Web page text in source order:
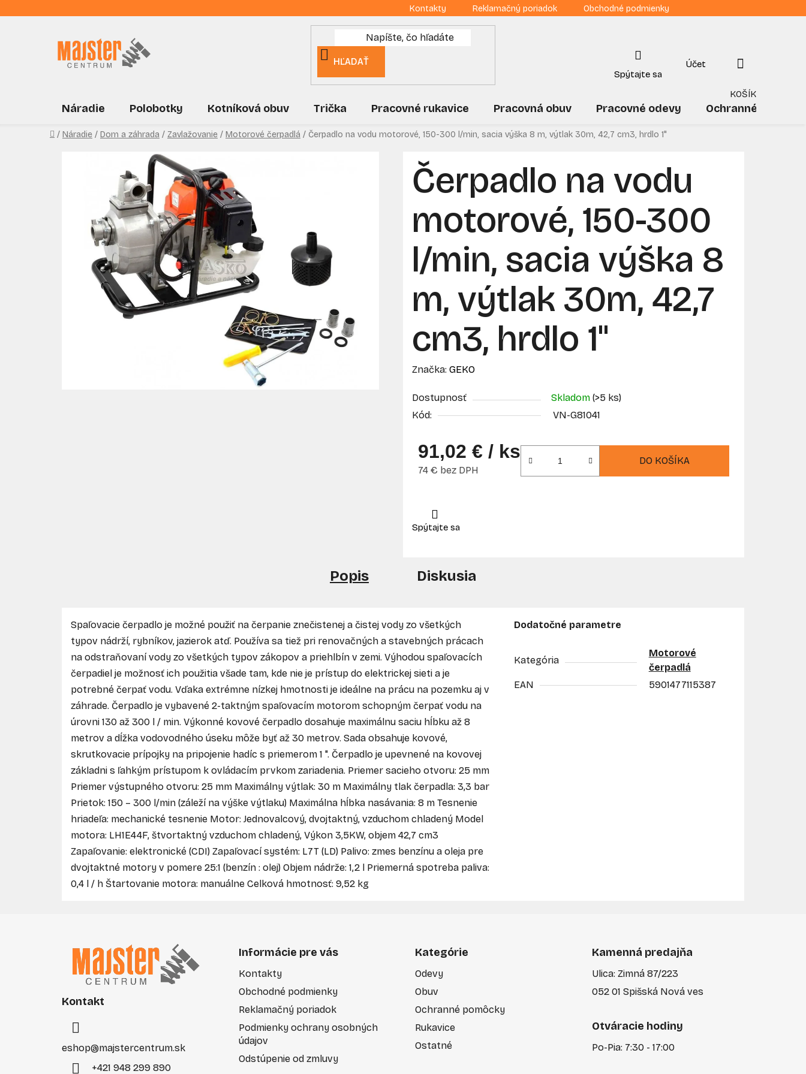
na
Kontakty Reklamačný poriadok Obchodné podmienky
HĽADAŤ
NÁKUPNÝ
KOŠÍK
Náradie Polobotky Kotníková obuv Trička Pracovné rukavice Pracovná obuv Pracovné odevy Ochranné
Domov
/ Náradie / Dom a záhrada / Zavlažovanie / Motorové čerpadlá / Čerpadlo na vodu motorové, 150-300 l/min, sacia výška 8 m, výtlak 30m, 42,7 cm3, hrdlo 1"
Čerpadlo na vodu
motorové, 150-300
l/min, sacia výška 8
m, výtlak 30m, 42,7
cm3, hrdlo 1"
Značka: GEKO
Dostupnosť Skladom (>5 ks)
Kód:
VN-G81041
91,02 € / ks
74 € bez DPH
DO KOŠÍKA
Popis Diskusia
Spaľovacie čerpadlo je možné použiť na čerpanie znečistenej a čistej vody zo všetkých
typov nádrží, rybníkov, jazierok atď. Používa sa tiež pri renovačných a stavebných prácach
na odstraňovaní vody zo všetkých typov zákopov a priehlbín v zemi. Výhodou spaľovacích
čerpadiel je možnosť ich použitia všade tam, kde nie je prístup do elektrickej sieti a je
potrebné čerpať vodu. Vďaka extrémne nízkej hmotnosti je ideálne na prácu na pozemku aj v
záhrade. Čerpadlo je vybavené 2-taktným spaľovacím motorom schopným čerpať vodu na
úrovni 130 až 300 l / min. Výkonné kovové čerpadlo dosahuje maximálnu saciu hĺbku až 8
metrov a dĺžka vodovodného úseku môže byť až 30 metrov. Sada obsahuje kovové,
skrutkovacie prípojky na pripojenie hadíc s priemerom 1 ". Čerpadlo je upevnené na kovovej
základni s ľahkým prístupom k ovládacím prvkom zariadenia. Priemer sacieho otvoru: 25 mm
Priemer výstupného otvoru: 25 mm Maximálny výtlak: 30 m Maximálny tlak čerpadla: 3,3 bar
Prietok: 150 – 300 l/min (záleží na výške výtlaku) Maximálna hĺbka nasávania: 8 m Tesnenie
hriadeľa: mechanické tesnenie Motor: Jednovalcový, dvojtaktný, vzduchom chladený Model
motora: LH1E44F, štvortaktný vzduchom chladený, Výkon 3,5KW, objem 42,7 cm3
Zapaľovanie: elektronické (CDI) Zapaľovací systém: L7T (LD) Palivo: zmes benzínu a oleja pre
dvojtaktné motory v pomere 25:1 (benzín : olej) Objem nádrže: 1,2 l Priemerná spotreba paliva:
0,4 l / h Štartovanie motora: manuálne Celková hmotnosť: 9,52 kg
Dodatočné parametre
Kategória
Motorové
čerpadlá
EAN
5901477115387
Kontakt
eshop@majstercentrum.sk
+421 948 299 890
Informácie pre vás
Kontakty
Obchodné podmienky
Reklamačný poriadok
Podmienky ochrany osobných
údajov
Odstúpenie od zmluvy
Kategórie
Odevy
Obuv
Ochranné pomôcky
Rukavice
Ostatné
Kamenná predajňa
Ulica: Zimná 87/223
052 01 Spišská Nová ves
Otváracie hodiny
Po-Pia: 7:30 - 17:00